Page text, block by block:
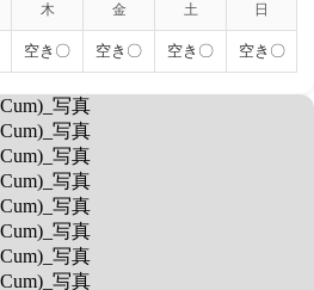
木 金 土 日
空き〇 空き〇 空き〇 空き〇